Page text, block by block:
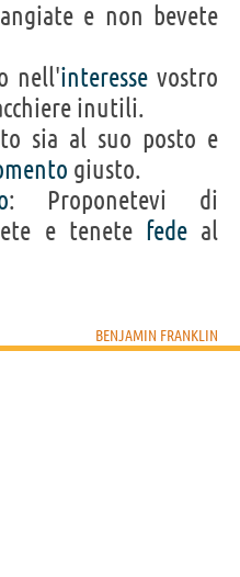
e non bevete
nell'interessevostro
inutili.
sia al suo posto e
giusto.
: Proponetevi di
e tenete fedeal
BENJAMIN FRANKLIN